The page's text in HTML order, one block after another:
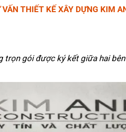
THIẾT KẾ XÂY DỰNG KIM
trọn gói được ký kết giữa hai bên